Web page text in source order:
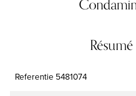
Résumé
Referentie 5481074